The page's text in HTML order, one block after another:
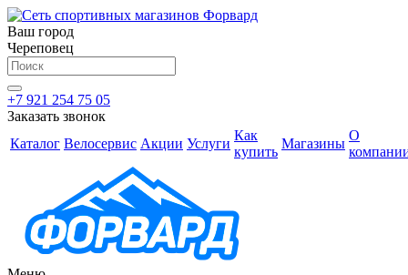
Ваш город
Череповец
+7 921 254 75 05
Заказать звонок
Каталог Велосервис Акции Услуги
Как
купить
Магазины
О